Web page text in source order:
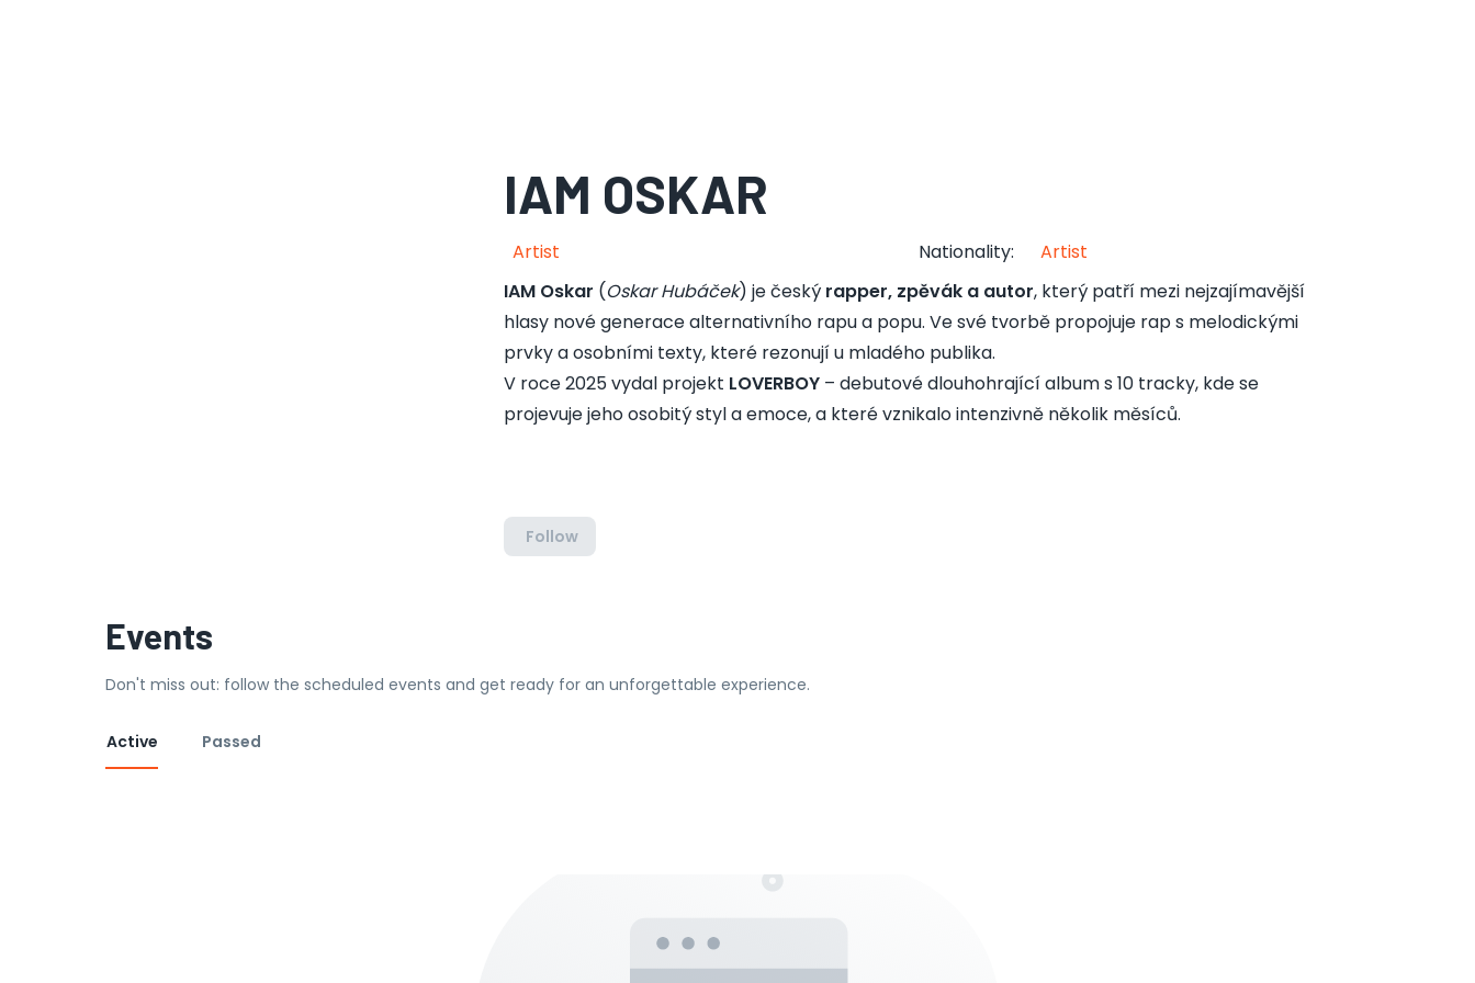
IAM OSKAR
Artist Nationality:
Artist
IAM Oskar (Oskar Hubáček) je český rapper, zpěvák a autor, který patří mezi nejzajímavější
hlasy nové generace alternativního rapu a popu. Ve své tvorbě propojuje rap s melodickými
prvky a osobními texty, které rezonují u mladého publika.
V roce 2025 vydal projekt LOVERBOY– debutové dlouhohrající album s 10 tracky, kde se
projevuje jeho osobitý styl a emoce, a které vznikalo intenzivně několik měsíců.
Follow
Events
Don't miss out: follow the scheduled events and get ready for an unforgettable experience.
Active Passed